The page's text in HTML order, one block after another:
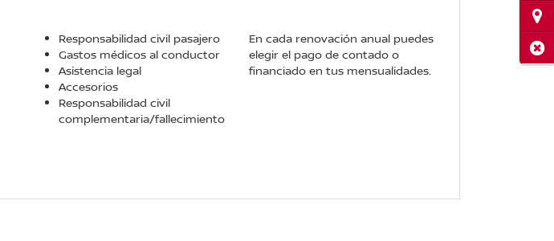
Responsabilidad civil pasajero
Gastos médicos al conductor
Asistencia legal
Accesorios
Responsabilidad civil
complementaria/fallecimiento
En cada renovación anual puedes
elegir el pago de contado o
financiado en tus mensualidades.